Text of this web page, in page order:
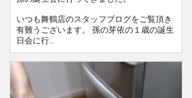
いつも舞鶴店のスタッフブログをご覧頂き
有難うございます。 孫の芽依の１歳の誕生
日会に行...